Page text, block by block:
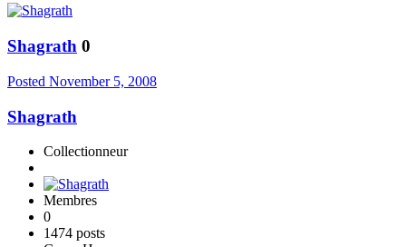
Shagrath 0
Posted November 5, 2008
Shagrath
Collectionneur
Membres
0
1474 posts